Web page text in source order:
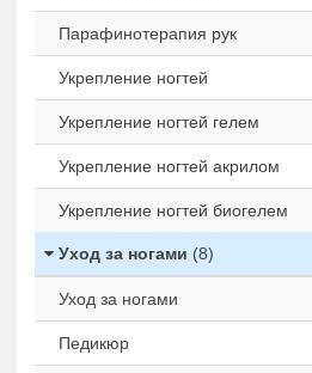
Парафинотерапия рук
Укрепление ногтей
Укрепление ногтей гелем
Укрепление ногтей акрилом
Укрепление ногтей биогелем
Уход за ногами (8)
Уход за ногами
Педикюр